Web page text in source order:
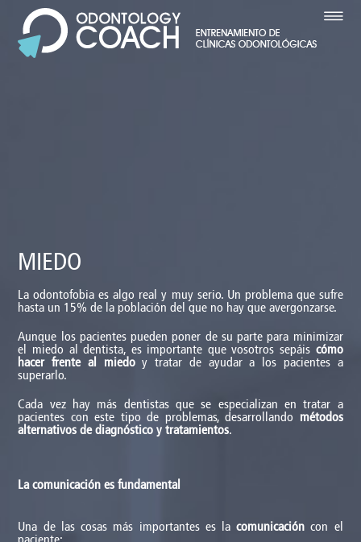
MIEDO
La odontofobia es algo real y muy serio. Un problema que sufre
hasta un 15% de la población del que no hay que avergonzarse.
Aunque los pacientes pueden poner de su parte para minimizar
el miedo al dentista, es importante que vosotros sepáis cómo
hacer frente al miedoy tratar de ayudar a los pacientes a
superarlo.
Cada vez hay más dentistas que se especializan en tratar a
pacientes con este tipo de problemas, desarrollando
métodos
alternativos de diagnóstico y tratamientos
La comunicación es fundamental
Una de las cosas más importantes es la comunicación
con el
paciente;